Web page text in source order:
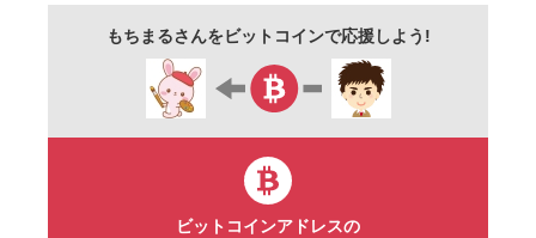
オシャレ イベント お菓子 花 木
飾り罫線
文字 タグ セット
かわいい
もちまるさんをビットコインで応援しよう!
ビットコインアドレスの